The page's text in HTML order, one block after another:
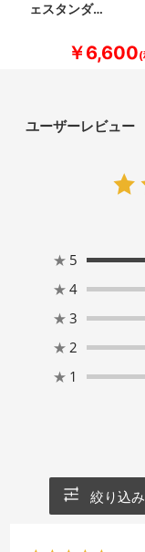
ェスタンダ…
￥6,600
ユーザーレビュー
★ 5
★ 4
★ 3
★ 2
★ 1
絞り込み